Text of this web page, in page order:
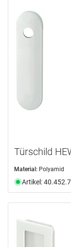
Türschild
Material: Polyamid
Artikel: